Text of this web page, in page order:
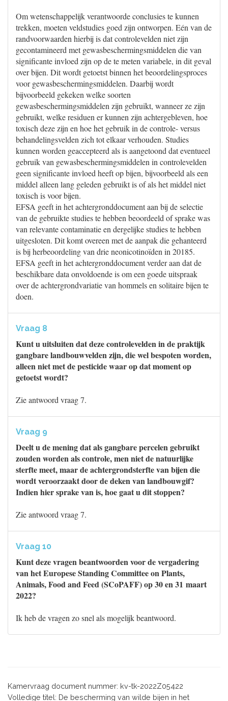
Om wetenschappelijk verantwoorde conclusies te kunnen
trekken, moeten veldstudies goed zijn ontworpen. Eén van de
randvoorwaarden hierbij is dat controlevelden niet zijn
gecontamineerd met gewasbeschermingsmiddelen die van
significante invloed zijn op de te meten variabele, in dit geval
over bijen. Dit wordt getoetst binnen het beoordelingsproces
voor gewasbeschermingsmiddelen. Daarbij wordt
bijvoorbeeld gekeken welke soorten
gewasbeschermingsmiddelen zijn gebruikt, wanneer ze zijn
gebruikt, welke residuen er kunnen zijn achtergebleven, hoe
toxisch deze zijn en hoe het gebruik in de controle- versus
behandelingsvelden zich tot elkaar verhouden. Studies
kunnen worden geaccepteerd als is aangetoond dat eventueel
gebruik van gewasbeschermingsmiddelen in controlevelden
geen significante invloed heeft op bijen, bijvoorbeeld als een
middel alleen lang geleden gebruikt is of als het middel niet
toxisch is voor bijen.
EFSA geeft in het achtergronddocument aan bij de selectie
van de gebruikte studies te hebben beoordeeld of sprake was
van relevante contaminatie en dergelijke studies te hebben
uitgesloten. Dit komt overeen met de aanpak die gehanteerd
is bij herbeoordeling van drie neonicotinoïden in 20185.
EFSA geeft in het achtergronddocument verder aan dat de
beschikbare data onvoldoende is om een goede uitspraak
over de achtergrondvariatie van hommels en solitaire bijen te
doen.
Vraag 8
Kunt u uitsluiten dat deze controlevelden in de praktijk
gangbare landbouwvelden zijn, die wel bespoten worden,
alleen niet met de pesticide waar op dat moment op
getoetst wordt?
Zie antwoord vraag 7.
Vraag 9
Deelt u de mening dat als gangbare percelen gebruikt
zouden worden als controle, men niet de natuurlijke
sterfte meet, maar de achtergrondsterfte van bijen die
wordt veroorzaakt door de deken van landbouwgif?
Indien hier sprake van is, hoe gaat u dit stoppen?
Zie antwoord vraag 7.
Vraag 10
Kunt deze vragen beantwoorden voor de vergadering
van het Europese Standing Committee on Plants,
Animals, Food and Feed (SCoPAFF) op 30 en 31 maart
2022?
Ik heb de vragen zo snel als mogelijk beantwoord.
Kamervraag document nummer: kv-tk-2022Z05422
Volledige titel: De bescherming van wilde bijen in het